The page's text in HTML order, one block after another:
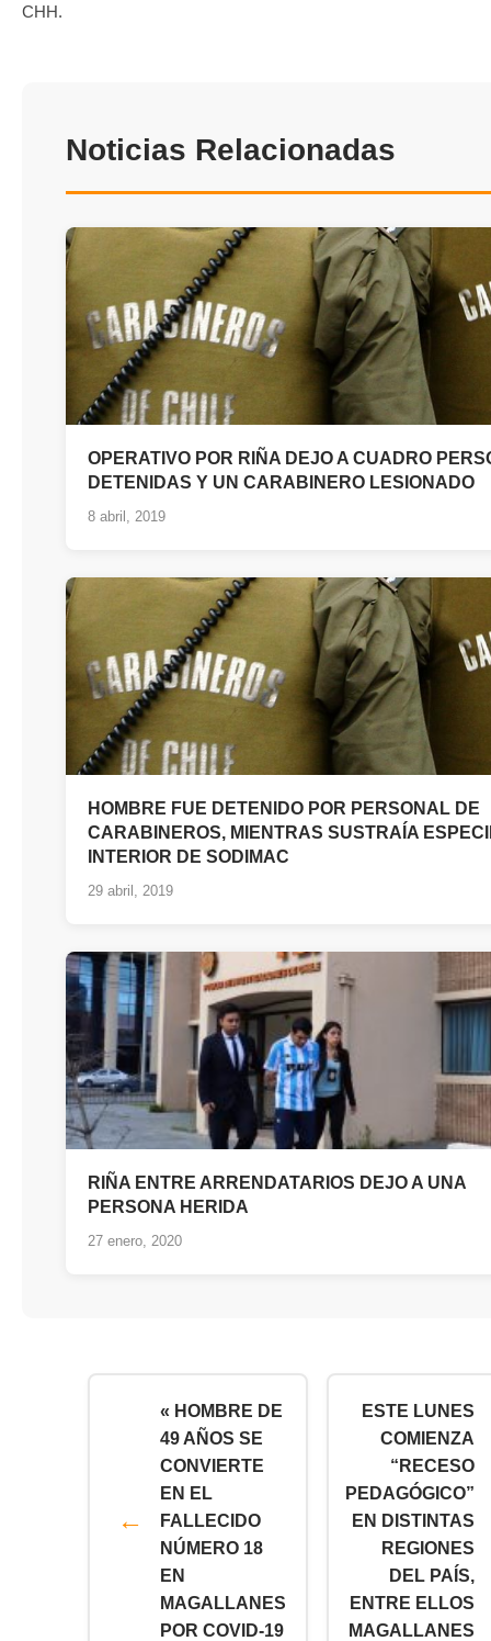
CHH.
Noticias Relacionadas
OPERATIVO POR RIÑA DEJO A CUADRO
DETENIDAS Y UN CARABINERO LESIONADO
8 abril, 2019
HOMBRE FUE DETENIDO POR PERSONAL DE
CARABINEROS, MIENTRAS SUSTRAÍA
INTERIOR DE SODIMAC
29 abril, 2019
RIÑA ENTRE ARRENDATARIOS DEJO A UNA
PERSONA HERIDA
27 enero, 2020
« HOMBRE DE
49 AÑOS SE
CONVIERTE
EN EL
FALLECIDO
NÚMERO 18
EN
MAGALLANES
POR COVID-19
ESTE LUNES
COMIENZA
“RECESO
PEDAGÓGICO”
EN DISTINTAS
REGIONES
DEL PAÍS,
ENTRE ELLOS
MAGALLANES